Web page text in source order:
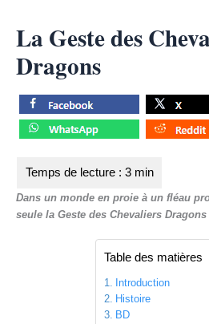
La Geste des
Dragons
Dans un monde en proie à un fléau
seule la Geste des Chevaliers
Table des matières
Introduction
Histoire
BD